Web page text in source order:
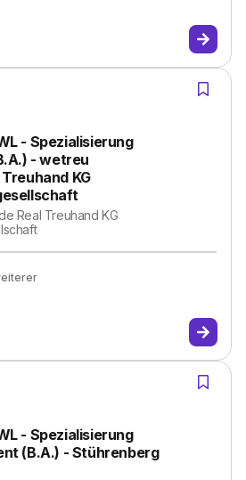
- Spezialisierung
- wetreu
KG
Real Treuhand KG
- Spezialisierung
(B.A.) - Stührenberg